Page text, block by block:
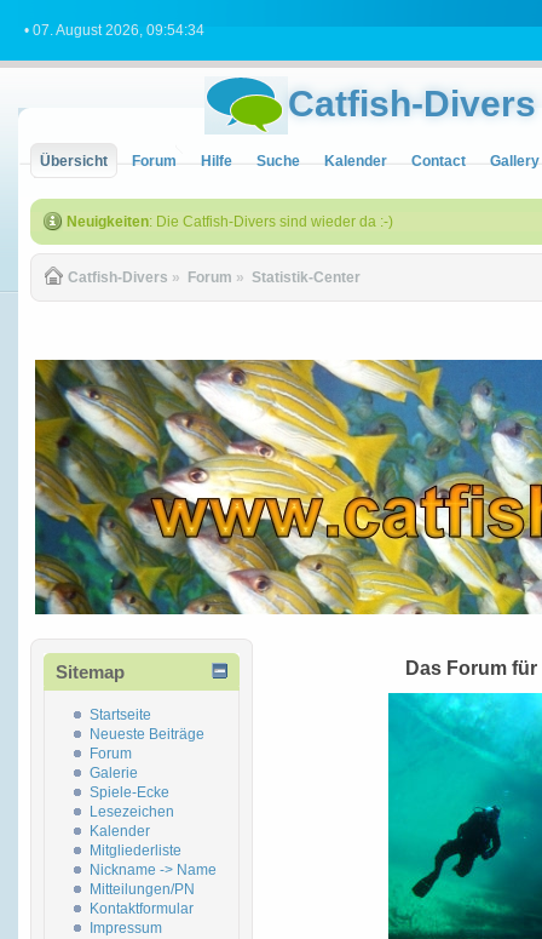
• 07. August 2026, 09:54:34
Catfish-Divers
Übersicht Forum Hilfe Suche Kalender Contact Gallery
Neuigkeiten: Die Catfish-Divers sind wieder da :-)
Catfish-Divers » Forum » Statistik-Center
Sitemap
Startseite
Neueste Beiträge
Forum
Galerie
Spiele-Ecke
Lesezeichen
Kalender
Mitgliederliste
Nickname -> Name
Mitteilungen/PN
Kontaktformular
Impressum
Das Forum